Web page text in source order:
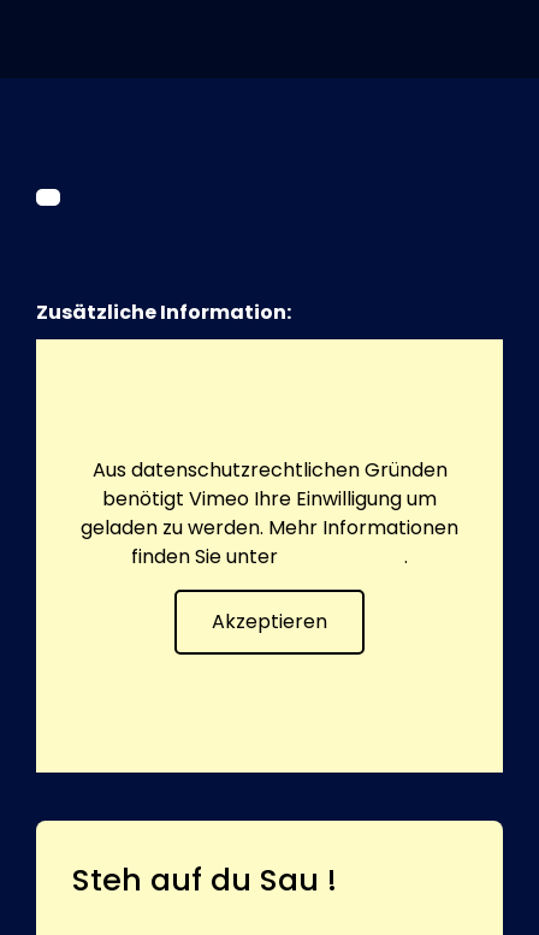
Kurier Romy 2026
Zusätzliche Information:
Aus datenschutzrechtlichen Gründen
benötigt Vimeo Ihre Einwilligung um
geladen zu werden. Mehr Informationen
finden Sie unter
.
Akzeptieren
Steh auf du Sau !